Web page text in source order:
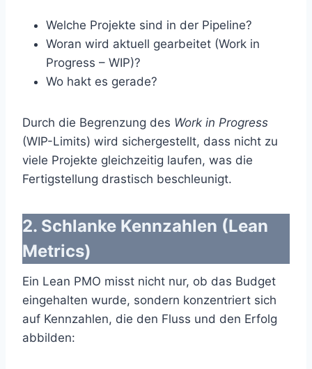
Welche Projekte sind in der Pipeline?
Woran wird aktuell gearbeitet (Work in
Progress – WIP)?
Wo hakt es gerade?
Durch die Begrenzung des Work in Progress
(WIP-Limits) wird sichergestellt, dass nicht zu
viele Projekte gleichzeitig laufen, was die
Fertigstellung drastisch beschleunigt.
2. Schlanke Kennzahlen (Lean
Metrics)
Ein Lean PMO misst nicht nur, ob das Budget
eingehalten wurde, sondern konzentriert sich
auf Kennzahlen, die den Fluss und den Erfolg
abbilden: